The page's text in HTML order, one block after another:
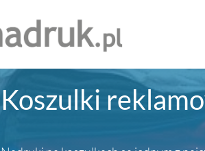
Koszulki